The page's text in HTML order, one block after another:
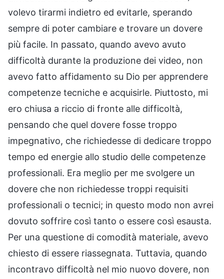
volevo tirarmi indietro ed evitarle, sperando
sempre di poter cambiare e trovare un dovere
più facile. In passato, quando avevo avuto
difficoltà durante la produzione dei video, non
avevo fatto affidamento su Dio per apprendere
competenze tecniche e acquisirle. Piuttosto, mi
ero chiusa a riccio di fronte alle difficoltà,
pensando che quel dovere fosse troppo
impegnativo, che richiedesse di dedicare troppo
tempo ed energie allo studio delle competenze
professionali. Era meglio per me svolgere un
dovere che non richiedesse troppi requisiti
professionali o tecnici; in questo modo non avrei
dovuto soffrire così tanto o essere così esausta.
Per una questione di comodità materiale, avevo
chiesto di essere riassegnata. Tuttavia, quando
incontravo difficoltà nel mio nuovo dovere, non